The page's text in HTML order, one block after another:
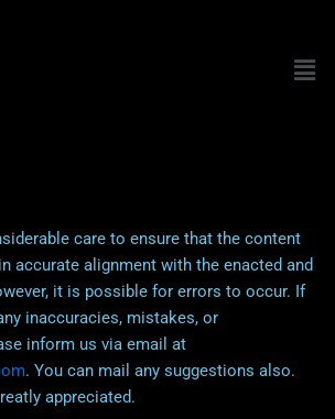
care to ensure that the content
accurate alignment with the enacted and
it is possible for errors to occur. If
inaccuracies, mistakes, or
inform us via email at
. You can mail any suggestions also.
appreciated.